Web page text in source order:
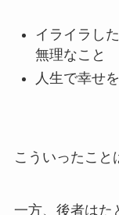
イライラし
無理なこと
人生で幸せ
こういったこと
一方、後者はた